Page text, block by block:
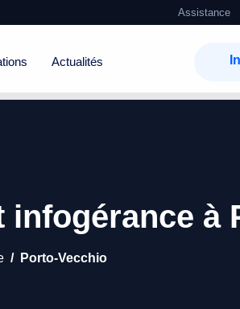
Assistance
Actualités
à
Porto-Vecchio